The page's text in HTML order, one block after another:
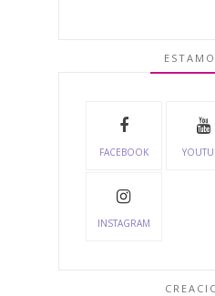
FACEBOOK
INSTAGRAM